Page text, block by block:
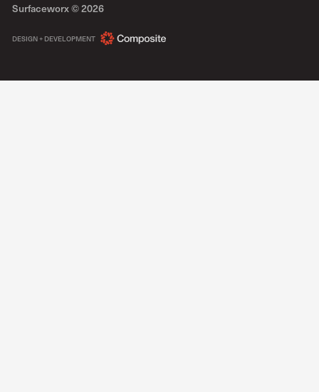
Surfaceworx ©2026
DESIGN + DEVELOPMENT COMPOSITE